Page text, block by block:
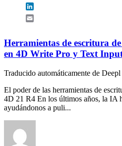
Herramientas de escritura
en 4D Write Pro y Text
Traducido automáticamente de Deepl
El poder de las herramientas de
4D 21 R4 En los últimos años, la IA
ayudándonos a puli...